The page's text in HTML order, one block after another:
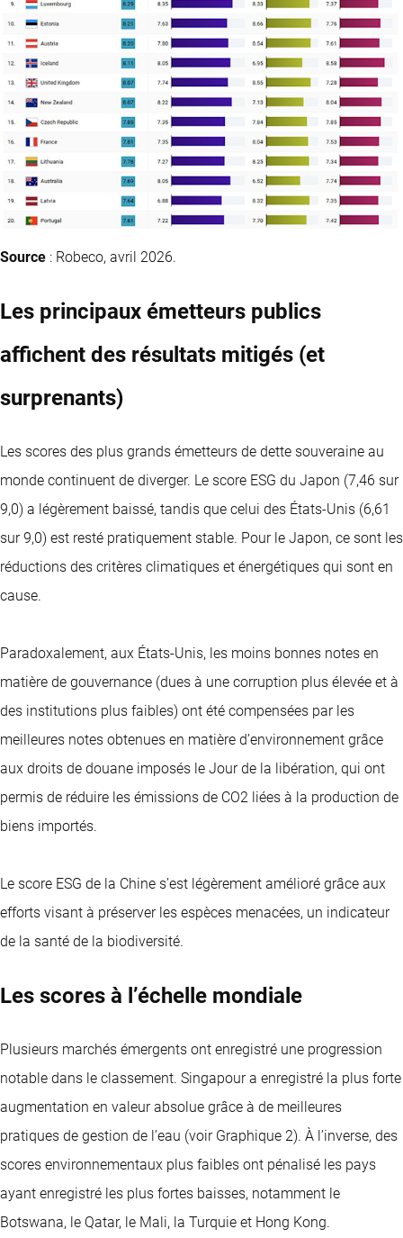
Source : Robeco, avril 2026.
Les principaux émetteurs publics
affichent des résultats mitigés (et
surprenants)
Les scores des plus grands émetteurs de dette souveraine au
monde continuent de diverger. Le score ESG du Japon (7,46 sur
9,0) a légèrement baissé, tandis que celui des États-Unis (6,61
sur 9,0) est resté pratiquement stable. Pour le Japon, ce sont les
réductions des critères climatiques et énergétiques qui sont en
cause.
Paradoxalement, aux États-Unis, les moins bonnes notes en
matière de gouvernance (dues à une corruption plus élevée et à
des institutions plus faibles) ont été compensées par les
meilleures notes obtenues en matière d’environnement grâce
aux droits de douane imposés le Jour de la libération, qui ont
permis de réduire les émissions de CO2 liées à la production de
biens importés.
Le score ESG de la Chine s’est légèrement amélioré grâce aux
efforts visant à préserver les espèces menacées, un indicateur
de la santé de la biodiversité.
Les scores à l’échelle mondiale
Plusieurs marchés émergents ont enregistré une progression
notable dans le classement. Singapour a enregistré la plus forte
augmentation en valeur absolue grâce à de meilleures
pratiques de gestion de l’eau (voir Graphique 2). À l’inverse, des
scores environnementaux plus faibles ont pénalisé les pays
ayant enregistré les plus fortes baisses, notamment le
Botswana, le Qatar, le Mali, la Turquie et Hong Kong.